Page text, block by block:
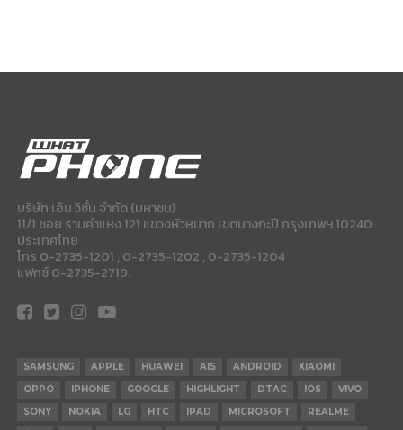
บริษัท เอ็ม วิชั่น จำกัด (มหาชน)
11/1 ซอย รามคำแหง 121 แขวงหัวหมาก เขตบางกะปี กรุงเทพฯ 10240
ประเทศไทย
โทร 0-2735-1201 , 0-2735-1202 , 0-2735-1204
แฟกซ์ 0-2735-2719.
SAMSUNG APPLE HUAWEI AIS ANDROID
XIAOMI
OPPO
IPHONE GOOGLE HIGHLIGHT DTAC IOS
VIVO
SONY
NOKIA LG HTC IPAD MICROSOFT
REALME